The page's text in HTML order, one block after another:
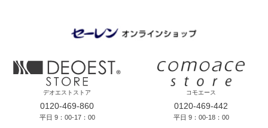
デオエストストア
0120-469-860
平日 9：00-17：00
コモエース
0120-469-442
平日 9：00-18：00